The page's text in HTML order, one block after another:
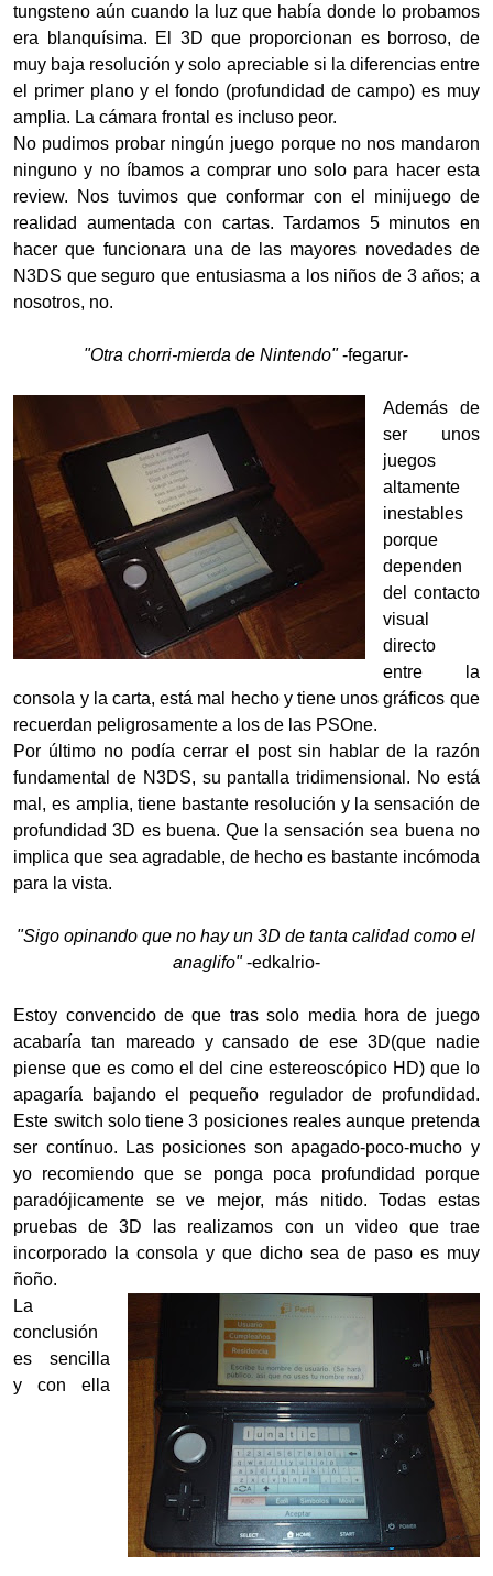
tungsteno aún cuando la luz que había donde lo probamos
era blanquísima. El 3D que proporcionan es borroso, de
muy baja resolución y solo apreciable si la diferencias entre
el primer plano y el fondo (profundidad de campo) es muy
amplia. La cámara frontal es incluso peor.
No pudimos probar ningún juego porque no nos mandaron
ninguno y no íbamos a comprar uno solo para hacer esta
review. Nos tuvimos que conformar con el minijuego de
realidad aumentada con cartas. Tardamos 5 minutos en
hacer que funcionara una de las mayores novedades de
N3DS que seguro que entusiasma a los niños de 3 años; a
nosotros, no.
"Otra chorri-mierda de Nintendo"-fegarur-
Además de
ser unos
juegos
altamente
inestables
porque
dependen
del contacto
visual
directo
entre la
consola y la carta, está mal hecho y tiene unos gráficos que
recuerdan peligrosamente a los de las PSOne.
Por último no podía cerrar el post sin hablar de la razón
fundamental de N3DS, su pantalla tridimensional. No está
mal, es amplia, tiene bastante resolución y la sensación de
profundidad 3D es buena. Que la sensación sea buena no
implica que sea agradable, de hecho es bastante incómoda
para la vista.
"Sigo opinando que no hay un 3D de tanta calidad como el
anaglifo"-edkalrio-
Estoy convencido de que tras solo media hora de juego
acabaría tan mareado y cansado de ese 3D(que nadie
piense que es como el del cine estereoscópico HD) que lo
apagaría bajando el pequeño regulador de profundidad.
Este switch solo tiene 3 posiciones reales aunque pretenda
ser contínuo. Las posiciones son apagado-poco-mucho y
yo recomiendo que se ponga poca profundidad porque
paradójicamente se ve mejor, más nitido. Todas estas
pruebas de 3D las realizamos con un video que trae
incorporado la consola y que dicho sea de paso es muy
ñoño.
La
conclusión
es sencilla
y con ella